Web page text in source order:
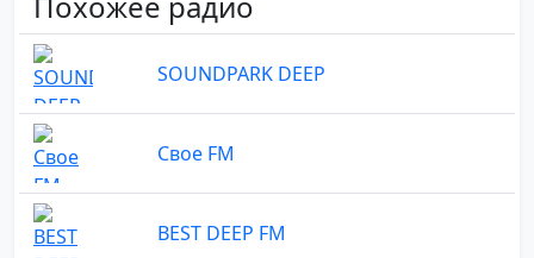
SOUNDPARK DEEP
Свое FM
BEST DEEP FM